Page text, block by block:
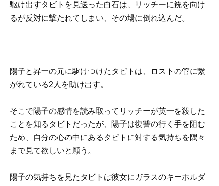
駆け出すタビトを見送った白石は、リッチーに銃を向け
るが反対に撃たれてしまい、その場に倒れ込んだ。
陽子と昇一の元に駆けつけたタビトは、ロストの管に繋
がれている2人を助け出す。
そこで陽子の感情を読み取ってリッチーが英一を殺した
ことを知るタビトだったが、陽子は復讐の行く手を阻む
ため、自分の心の中にあるタビトに対する気持ちを隅々
まで見て欲しいと願う。
陽子の気持ちを見たタビトは彼女にガラスのキーホルダ